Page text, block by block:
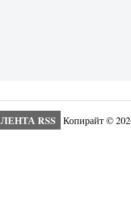
ЛЕНТА RSS Копирайт ©